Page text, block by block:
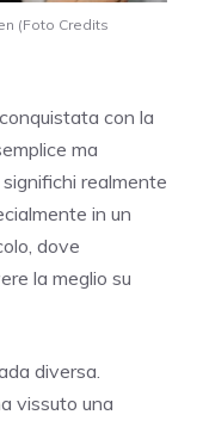
(Foto Credits
con la
ma
realmente
in un
dove
la meglio su
diversa.
vissuto una